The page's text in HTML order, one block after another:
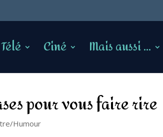
Télé Ciné Mais aussi …
pour vous faire rire
Humour